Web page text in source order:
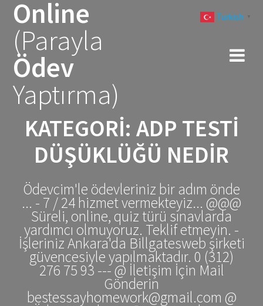
Online
(Parayla
Ödev
Yaptırma)
KATEGORI: ADP TESTI
DÜŞÜKLÜĞÜ NEDIR
Ödevcim'le ödevleriniz bir adım önde
... - 7 / 24 hizmet vermekteyiz... @@@
Süreli, online, quiz türü sınavlarda
yardımcı olmuyoruz. Teklif etmeyin. -
İşleriniz Ankara'da Billgatesweb şirketi
güvencesiyle yapılmaktadır. 0 (312)
276 75 93 --- @ İletişim İçin Mail
Gönderin
bestessayhomework@gmail.com @
Turkish ▼